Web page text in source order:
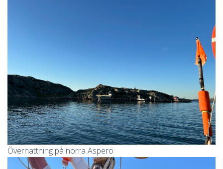
Övernattning på norra Asperö